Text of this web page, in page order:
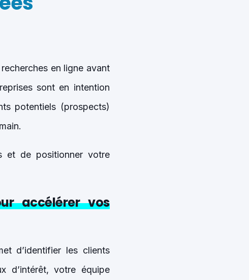
en ligne avant
sont en intention
potentiels (prospects)
et de positionner votre
accélérer vos
d’identifier les clients
d’intérêt, votre équipe